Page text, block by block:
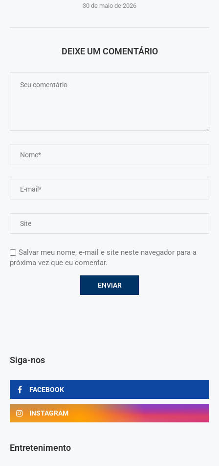
30 de maio de 2026
DEIXE UM COMENTÁRIO
Salvar meu nome, e-mail e site neste navegador para a
próxima vez que eu comentar.
Siga-nos
FACEBOOK
INSTAGRAM
Entretenimento